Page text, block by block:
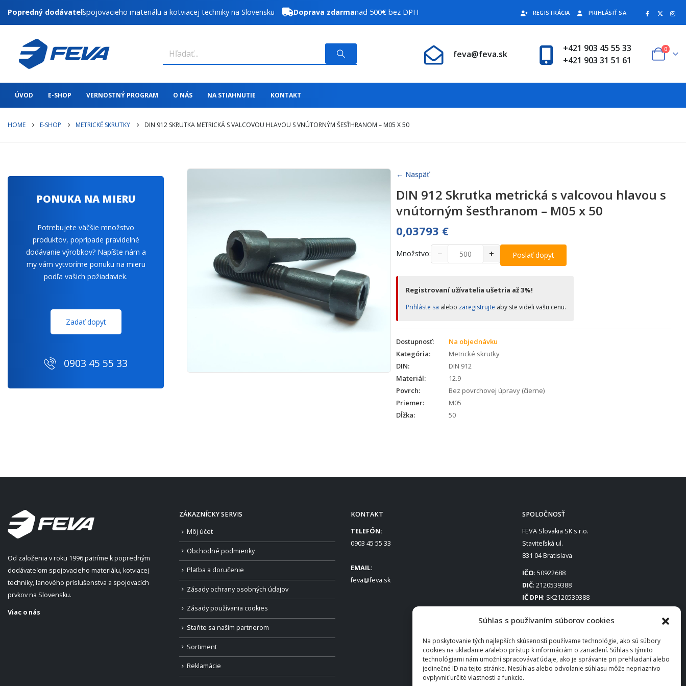
Súhlas s používaním súborov cookies
Na poskytovanie tých najlepších skúseností používame technológie, ako sú súbory
cookies na ukladanie a/alebo prístup k informáciám o zariadení. Súhlas s týmito
technológiami nám umožní spracovávať údaje, ako je správanie pri prehliadaní alebo
jedinečné ID na tejto stránke. Nesúhlas alebo odvolanie súhlasu môže nepriaznivo
ovplyvniť určité vlastnosti a funkcie.
Popredný dodávateľspojovacieho materiálu a kotviacej techniky na Slovensku Doprava zdarmanad 500€ bez DPH REGISTRÁCIA PRIHLÁSIŤ SA
feva@feva.sk
+421 903 45 55 33
+421 903 31 51 61
0
ÚVOD E-SHOP VERNOSTNÝ PROGRAM O NÁS NA STIAHNUTIE KONTAKT
HOME E-SHOP METRICKÉ SKRUTKY DIN 912 SKRUTKA METRICKÁ S VALCOVOU HLAVOU S VNÚTORNÝM ŠESŤHRANOM – M05 X 50
← Naspäť
DIN 912 Skrutka metrická s valcovou hlavou s
vnútorným šesťhranom – M05 x 50
0,03793 €
Množstvo: − + Poslať dopyt
Registrovaní užívatelia ušetria až 3%!
Prihláste sa alebo zaregistrujte aby ste videli vašu cenu.
Dostupnosť:
Na objednávku
Kategória:
Metrické skrutky
DIN:
DIN 912
Materiál:
12.9
Povrch:
Bez povrchovej úpravy (čierne)
Priemer:
M05
Dĺžka:
50
PONUKA NA MIERU
Potrebujete väčšie množstvo
produktov, poprípade pravidelné
dodávanie výrobkov? Napíšte nám a
my vám vytvoríme ponuku na mieru
podľa vašich požiadaviek.
Zadať dopyt
0903 45 55 33
Od založenia v roku 1996 patríme k popredným
dodávateľom spojovacieho materiálu, kotviacej
techniky, lanového príslušenstva a spojovacích
prvkov na Slovensku.
Viac o nás
ZÁKAZNÍCKY SERVIS
Môj účet
Obchodné podmienky
Platba a doručenie
Zásady ochrany osobných údajov
Zásady používania cookies
Staňte sa naším partnerom
Sortiment
Reklamácie
KONTAKT
TELEFÓN:
0903 45 55 33
EMAIL:
feva@feva.sk
SPOLOČNOSŤ
FEVA Slovakia SK s.r.o.
Staviteľská ul.
831 04 Bratislava
IČO: 50922688
DIČ: 2120539388
IČ DPH: SK2120539388